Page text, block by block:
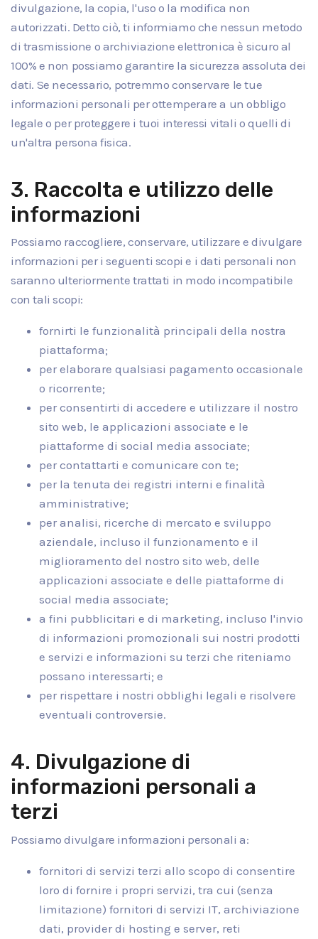
divulgazione, la copia, l'uso o la modifica non
autorizzati. Detto ciò, ti informiamo che nessun metodo
di trasmissione o archiviazione elettronica è sicuro al
100% e non possiamo garantire la sicurezza assoluta dei
dati. Se necessario, potremmo conservare le tue
informazioni personali per ottemperare a un obbligo
legale o per proteggere i tuoi interessi vitali o quelli di
un'altra persona fisica.
3. Raccolta e utilizzo delle
informazioni
Possiamo raccogliere, conservare, utilizzare e divulgare
informazioni per i seguenti scopi e i dati personali non
saranno ulteriormente trattati in modo incompatibile
con tali scopi:
fornirti le funzionalità principali della nostra
piattaforma;
per elaborare qualsiasi pagamento occasionale
o ricorrente;
per consentirti di accedere e utilizzare il nostro
sito web, le applicazioni associate e le
piattaforme di social media associate;
per contattarti e comunicare con te;
per la tenuta dei registri interni e finalità
amministrative;
per analisi, ricerche di mercato e sviluppo
aziendale, incluso il funzionamento e il
miglioramento del nostro sito web, delle
applicazioni associate e delle piattaforme di
social media associate;
a fini pubblicitari e di marketing, incluso l'invio
di informazioni promozionali sui nostri prodotti
e servizi e informazioni su terzi che riteniamo
possano interessarti; e
per rispettare i nostri obblighi legali e risolvere
eventuali controversie.
4. Divulgazione di
informazioni personali a
terzi
Possiamo divulgare informazioni personali a:
fornitori di servizi terzi allo scopo di consentire
loro di fornire i propri servizi, tra cui (senza
limitazione) fornitori di servizi IT, archiviazione
dati, provider di hosting e server, reti